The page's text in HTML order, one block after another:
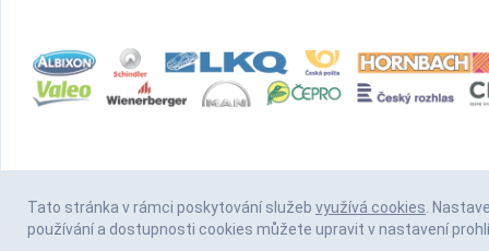
Tato stránka v rámci poskytování služeb využívá cookies.
používání a dostupnosti cookies můžete upravit v nastavení